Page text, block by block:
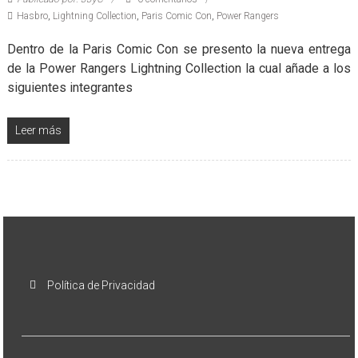
Hasbro, Lightning Collection, Paris Comic Con, Power Rangers
Dentro de la Paris Comic Con se presento la nueva entrega
de la Power Rangers Lightning Collection la cual añade a los
siguientes integrantes
Leer más
Política de Privacidad